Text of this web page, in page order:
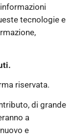
tecnologie e
riservata.
di grande
a
e